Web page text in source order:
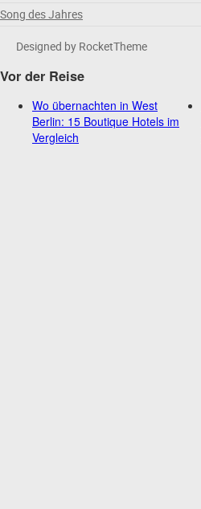
Song des Jahres
Designed by RocketTheme
Vor der Reise
Wo übernachten in West
Berlin: 15 Boutique Hotels im
Vergleich